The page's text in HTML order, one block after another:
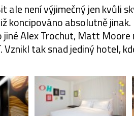
ale není výjimečný jen kvůli
koncipováno absolutně
jiné Alex Trochut, Matt
Vznikl tak snad jediný hotel,